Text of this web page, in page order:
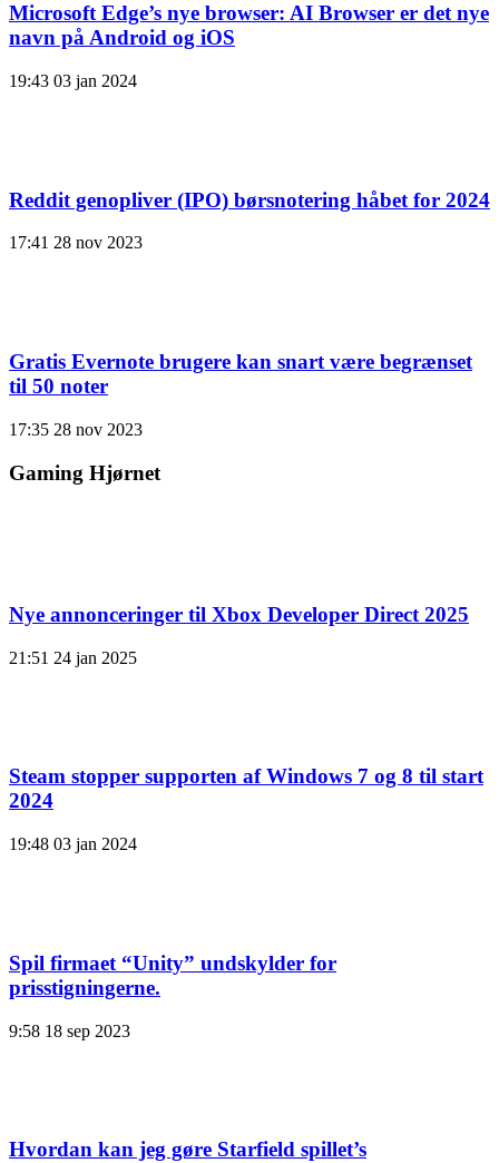
Microsoft Edge’s nye browser: AI Browser er det nye
navn på Android og iOS
19:43 03 jan 2024
Reddit genopliver (IPO) børsnotering håbet for 2024
17:41 28 nov 2023
Gratis Evernote brugere kan snart være begrænset
til 50 noter
17:35 28 nov 2023
Gaming Hjørnet
Nye annonceringer til Xbox Developer Direct 2025
21:51 24 jan 2025
Steam stopper supporten af ​​Windows 7 og 8 til start
2024
19:48 03 jan 2024
Spil firmaet “Unity” undskylder for
prisstigningerne.
9:58 18 sep 2023
Hvordan kan jeg gøre Starfield spillet’s